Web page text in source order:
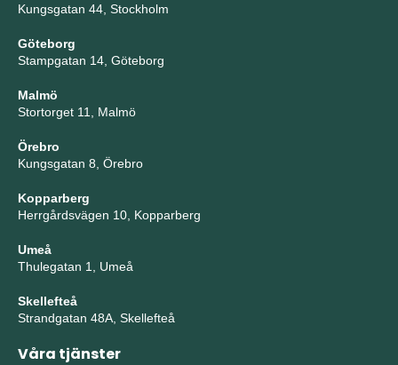
Kungsgatan 44, Stockholm
Göteborg
Stampgatan 14, Göteborg
Malmö
Stortorget 11, Malmö
Örebro
Kungsgatan 8, Örebro
Kopparberg
Herrgårdsvägen 10, Kopparberg
Umeå
Thulegatan 1, Umeå
Skellefteå
Strandgatan 48A, Skellefteå
Våra tjänster